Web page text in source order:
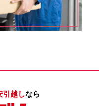
引越しなら